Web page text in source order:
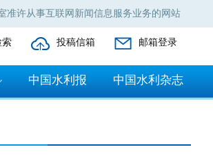
准许从事互联网新闻信息服务业务的网站
索 投稿信箱 邮箱登录
中国水利报 中国水利杂志